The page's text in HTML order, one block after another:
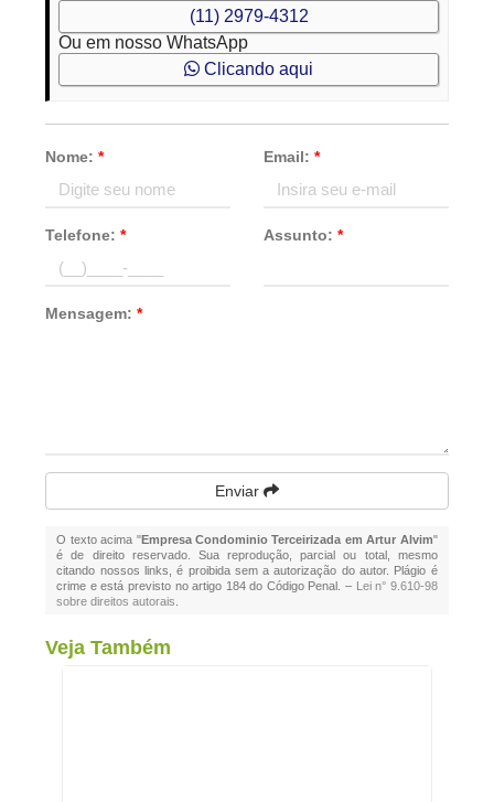
(11) 2979-4312
Ou em nosso WhatsApp
Clicando aqui
Nome:* Email: *
Telefone:* Assunto: *
Mensagem:*
Enviar
O texto acima "Empresa Condominio Terceirizada em Artur Alvim"
é de direito reservado. Sua reprodução, parcial ou total, mesmo
citando nossos links, é proibida sem a autorização do autor. Plágio é
crime e está previsto no artigo 184 do Código Penal. – Lei n° 9.610-98
sobre direitos autorais
Veja Também